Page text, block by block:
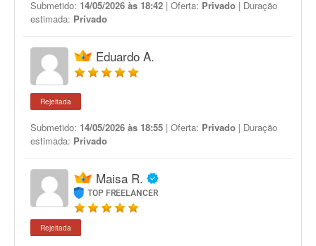
Submetido: 14/05/2026 às 18:42 | Oferta: Privado | Duração
estimada: Privado
Eduardo A.
Rejeitada
Submetido: 14/05/2026 às 18:55 | Oferta: Privado | Duração
estimada: Privado
Maisa R.
TOP FREELANCER
Rejeitada